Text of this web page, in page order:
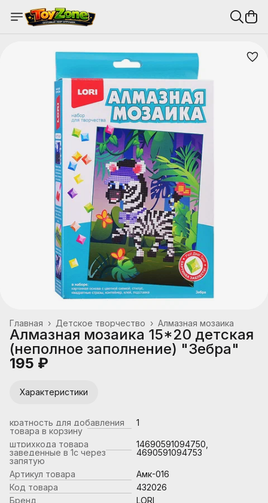
Алмазная мозаика
Детское творчество ›
Главная ›
Алмазная мозаика 15*20 детская
(неполное заполнение) "Зебра"
195 ₽
Характеристики
кратность для добавления
товара в корзину
1
штрихкода товара
заведенные в 1с через
запятую
14690591094750,
4690591094753
Артикул товара
Амк-016
Код товара
432026
Бренд
LORI